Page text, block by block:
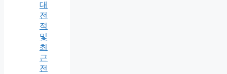
대
전
적
및
최
근
전